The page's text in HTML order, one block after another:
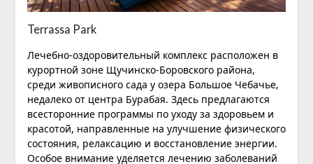
Terrassa Park
Лечебно-оздоровительный комплекс расположен в
курортной зоне Щучинско-Боровского района,
среди живописного сада у озера Большое Чебачье,
недалеко от центра Бурабая. Здесь предлагаются
всесторонние программы по уходу за здоровьем и
красотой, направленные на улучшение физического
состояния, релаксацию и восстановление энергии.
Особое внимание уделяется лечению заболеваний